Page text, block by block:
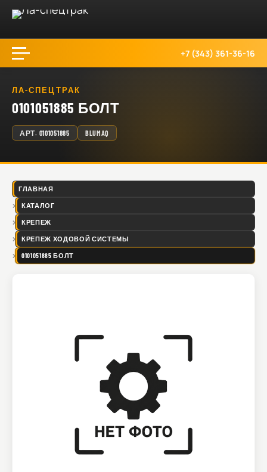
+7 (343) 361-36-16
ЛА-СПЕЦТРАК
0101051885 БОЛТ
АРТ. 0101051885 BLUMAQ
ГЛАВНАЯ
КАТАЛОГ
КРЕПЕЖ
КРЕПЕЖ ХОДОВОЙ СИСТЕМЫ
0101051885 БОЛТ